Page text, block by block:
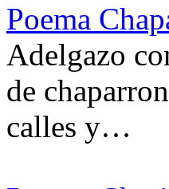
Poema
Adelgazo
de
calles y…